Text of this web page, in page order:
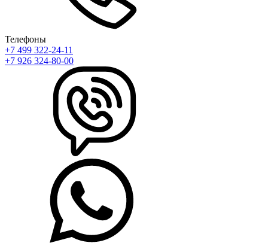
Телефоны
+7 499 322-24-11
+7 926 324-80-00